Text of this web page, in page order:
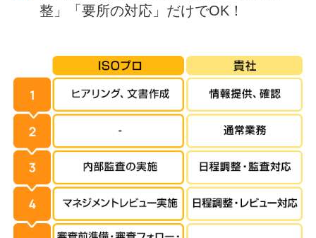
整」「要所の対応」だけでOK！